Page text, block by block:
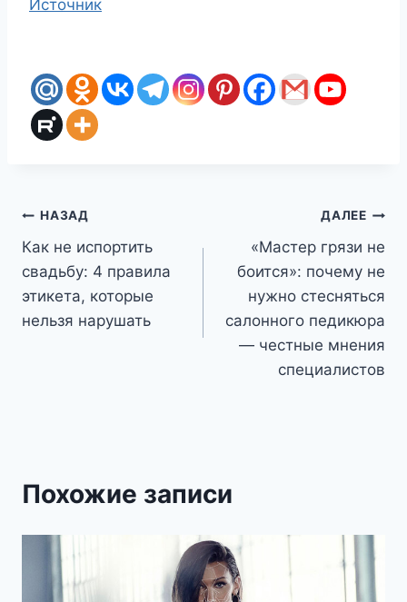
Источник
Навигация
по
записям
НАЗАД
Как не испортить
свадьбу: 4 правила
этикета, которые
нельзя нарушать
ДАЛЕЕ
«Мастер грязи не
боится»: почему не
нужно стесняться
салонного педикюра
— честные мнения
специалистов
Похожие записи